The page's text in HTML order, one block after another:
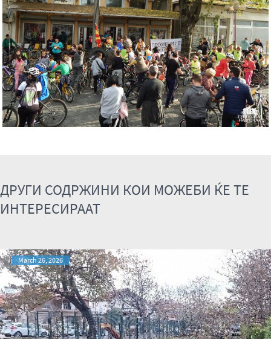
ДРУГИ СОДРЖИНИ КОИ МОЖЕБИ ЌЕ ТЕ
ИНТЕРЕСИРААТ
March 26, 2026